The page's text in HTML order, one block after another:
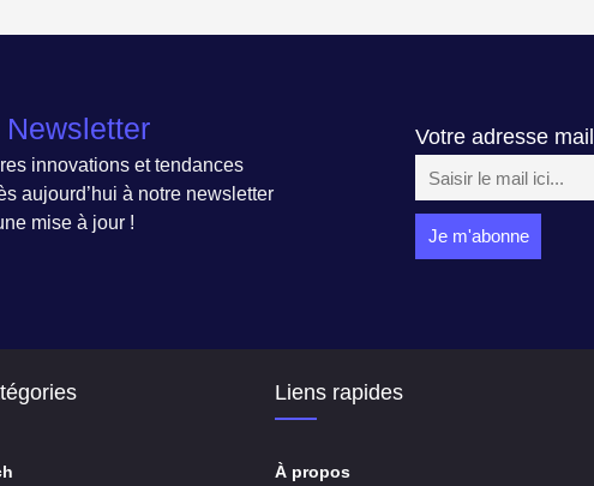
innovations et tendances
aujourd’hui à notre newsletter
mise à jour !
Votre adresse mail
Liens rapides
À propos